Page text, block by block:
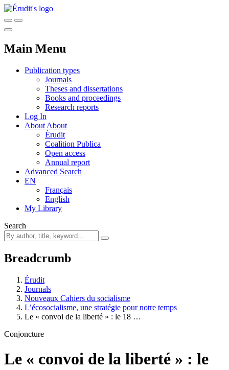
Main Menu
Publication types
Journals
Theses and dissertations
Books and proceedings
Research reports
Log In
About About
Érudit
Coalition Publica
Open access
Annual report
Advanced Search
EN
Français
English
My Library
Search
Breadcrumb
Érudit
Journals
Nouveaux Cahiers du socialisme
L’écosocialisme, une stratégie pour notre temps
Le « convoi de la liberté » : le 18 …
Conjoncture
Le « convoi de la liberté » : le